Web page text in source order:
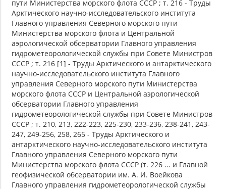
пути Министерства морского флота СССР ; т. 216 - Труды
Арктического научно-исследовательского института
Главного управления Северного морского пути
Министерства морского флота и Центральной
аэрологической обсерватории Главного управления
гидрометеорологической службы при Совете Министров
СССР ; т. 216 [1] - Труды Арктического и антарктического
научно-исследовательского института Главного
управления Северного морского пути Министерства
морского флота СССР и Центральной аэрологической
обсерватории Главного управления
гидрометеорологической службы при Совете Министров
СССР ; т. 210, 213, 222-223, 225-230, 233-236, 238-241, 243-
247, 249-256, 258, 265 - Труды Арктического и
антарктического научно-исследовательского института
Главного управления Северного морского пути
Министерства морского флота СССР (т. 226 ... и Главной
геофизической обсерватории им. А. И. Воейкова
Главного управления гидрометеорологической службы